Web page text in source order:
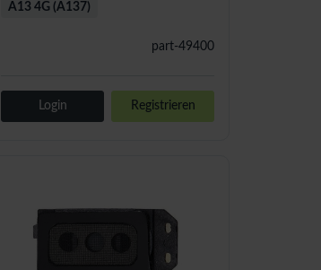
part-49400
A13 4G (A137)
Login Registrieren